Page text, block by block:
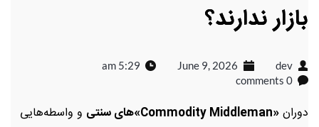
بازار ندارند؟
dev
June 9, 2026
5:29 am
0 comments
دوران«Commodity Middleman»های سنتی
و واسطه‌هایی